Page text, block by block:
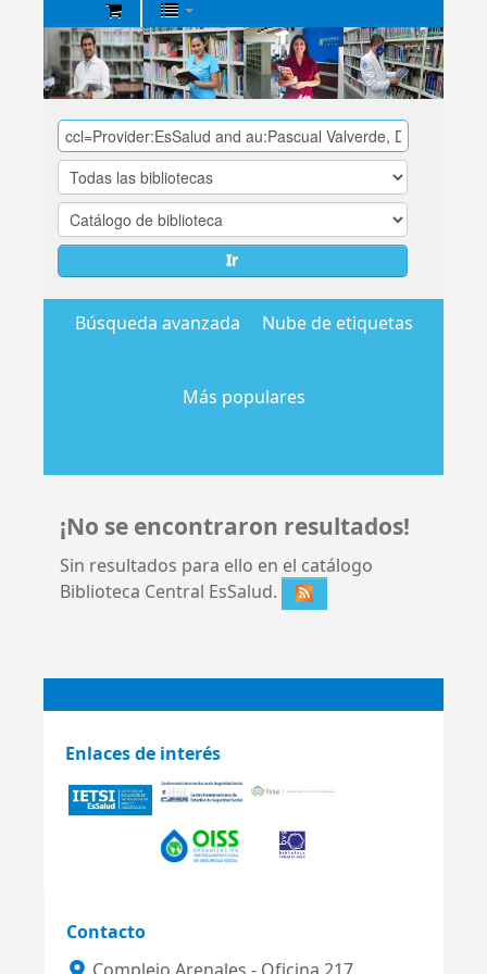
Biblioteca
Central
EsSalud
Ir
Búsqueda avanzada Nube de etiquetas
Más populares
¡No se encontraron resultados!
Sin resultados para ello en el catálogo
Biblioteca Central EsSalud.
Enlaces de interés
Contacto